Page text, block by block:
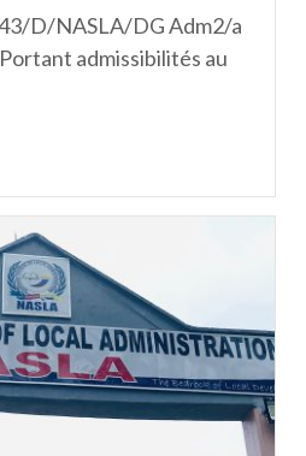
D/NASLA/DG Adm2/a
admissibilités au